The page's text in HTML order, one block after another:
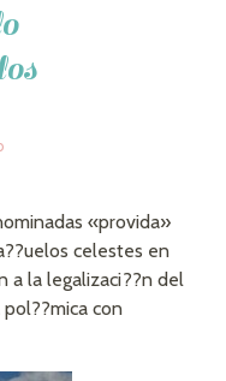
«provida»
celestes en
a la legalizaci??n del
con